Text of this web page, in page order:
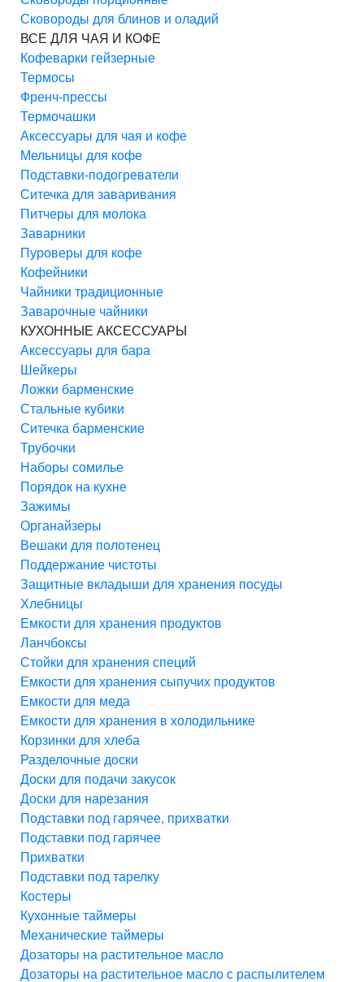
Сковороды для блинов и оладий
ВСЕ ДЛЯ ЧАЯ И КОФЕ
Кофеварки гейзерные
Термосы
Френч-прессы
Термочашки
Аксессуары для чая и кофе
Мельницы для кофе
Подставки-подогреватели
Ситечка для заваривания
Питчеры для молока
Заварники
Пуроверы для кофе
Кофейники
Чайники традиционные
Заварочные чайники
КУХОННЫЕ АКСЕССУАРЫ
Аксессуары для бара
Шейкеры
Ложки барменские
Стальные кубики
Ситечка барменские
Трубочки
Наборы сомилье
Порядок на кухне
Зажимы
Органайзеры
Вешаки для полотенец
Поддержание чистоты
Защитные вкладыши для хранения посуды
Хлебницы
Емкости для хранения продуктов
Ланчбоксы
Стойки для хранения специй
Емкости для хранения сыпучих продуктов
Емкости для меда
Емкости для хранения в холодильнике
Корзинки для хлеба
Разделочные доски
Доски для подачи закусок
Доски для нарезания
Подставки под гарячее, прихватки
Подставки под гарячее
Прихватки
Подставки под тарелку
Костеры
Кухонные таймеры
Механические таймеры
Дозаторы на растительное масло
Дозаторы на растительное масло с распылителем